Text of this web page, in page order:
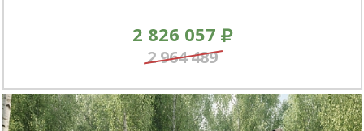
2 826 057
2 964 489